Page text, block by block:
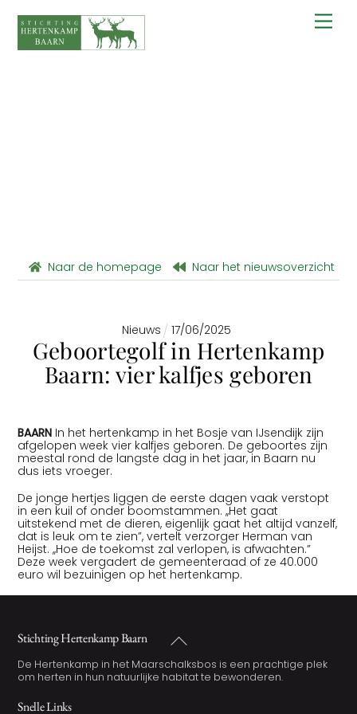
content
Naar de homepage Naar het nieuwsoverzicht
Nieuws 17/06/2025
Geboortegolf in Hertenkamp
Baarn: vier kalfjes geboren
BAARN In het hertenkamp in het Bosje van IJsendijk zijn
afgelopen week vier kalfjes geboren. De geboortes zijn
meestal rond de langste dag in het jaar, in Baarn nu
dus iets vroeger.
De jonge hertjes liggen de eerste dagen vaak verstopt
in een kuil of onder boomstammen. ,,Het gaat
uitstekend met de dieren, eigenlijk gaat het altijd vanzelf,
dat is leuk om te zien”, vertelt verzorger Herman van
Heijst. ,,Hoe de toekomst zal verlopen, is afwachten.”
Deze week vergadert de gemeenteraad of ze 40.000
euro wil bezuinigen op het hertenkamp.
To
Top
Stichting Hertenkamp Baarn
De Hertenkamp in het Maarschalksbos is een prachtige plek
om herten in hun natuurlijke habitat te bewonderen.
Snelle Links